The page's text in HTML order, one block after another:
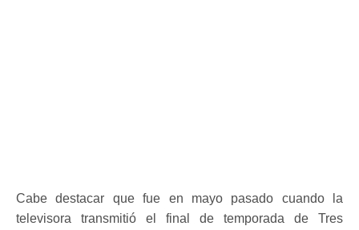
Cabe destacar que fue en mayo pasado cuando la
televisora transmitió el final de temporada de Tres